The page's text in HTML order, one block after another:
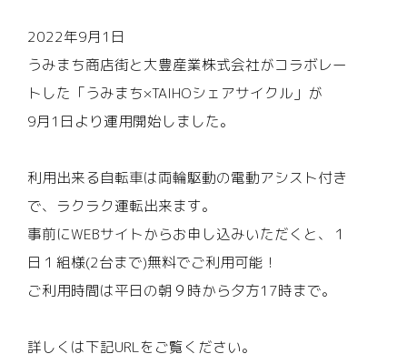
2022年9月1日
うみまち商店街と大豊産業株式会社がコラボレー
トした「うみまち×TAIHOシェアサイクル」が
9月1日より運用開始しました。
利用出来る自転車は両輪駆動の電動アシスト付き
で、ラクラク運転出来ます。
事前にWEBサイトからお申し込みいただくと、１
日１組様(2台まで)無料でご利用可能！
ご利用時間は平日の朝９時から夕方17時まで。
詳しくは下記URLをご覧ください。